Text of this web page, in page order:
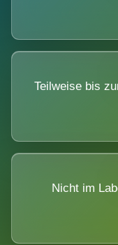
Teilweise bis
Nicht im